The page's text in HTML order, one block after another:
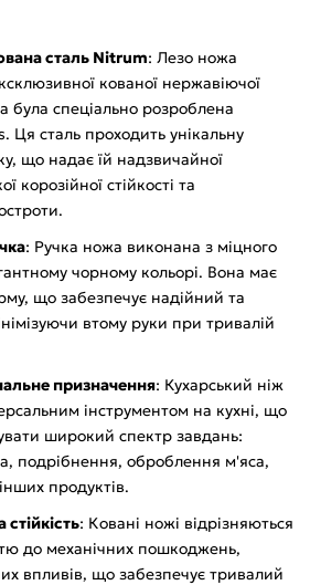
сталь Nitrum: Лезо ножа
кованої нержавіючої
була спеціально розроблена
Ця сталь проходить унікальну
що надає їй надзвичайної
корозійної стійкості та
: Ручка ножа виконана з міцного
чорному кольорі. Вона має
що забезпечує надійний та
втому руки при тривалій
призначення: Кухарський ніж
інструментом на кухні, що
широкий спектр завдань:
подрібнення, оброблення м'яса,
продуктів.
стійкість: Ковані ножі відрізняються
до механічних пошкоджень,
впливів, що забезпечує тривалий